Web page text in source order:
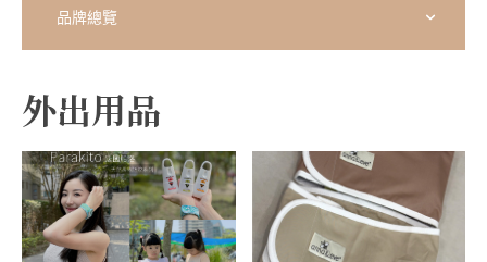
品牌總覽
外出用品